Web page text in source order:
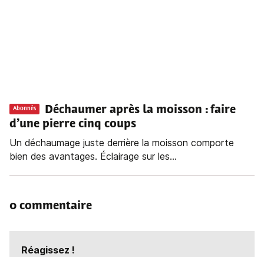
Abonnés
Déchaumer après la moisson : faire
d’une pierre cinq coups
Un déchaumage juste derrière la moisson comporte
bien des avantages. Éclairage sur les...
0 commentaire
Réagissez !